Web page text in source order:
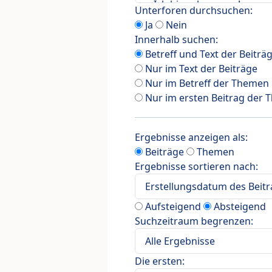
Unterforen durchsuchen:
Ja
Nein
Innerhalb suchen:
Betreff und Text der
Nur im Text der Beiträge
Nur im Betreff der Themen
Nur im ersten Beitrag der
Ergebnisse anzeigen als:
Beiträge
Themen
Ergebnisse sortieren nach:
Aufsteigend
Absteigend
Suchzeitraum begrenzen:
Die ersten: